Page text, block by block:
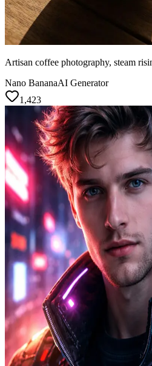
Artisan coffee photography, steam
Nano BananaAI Generator
1,423